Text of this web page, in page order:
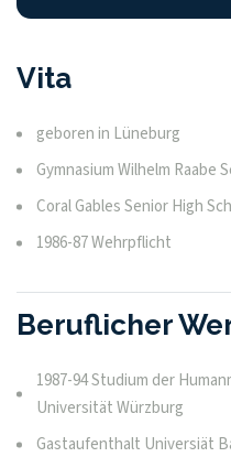
Vita
geboren in Lüneburg
Gymnasium Wilhelm Raabe
Coral Gables Senior High
1986-87 Wehrpflicht
Beruflicher
1987-94 Studium der
Universität Würzburg
Gastaufenthalt Universiät